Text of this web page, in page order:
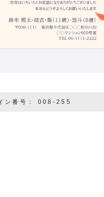
ン番号： 008-255